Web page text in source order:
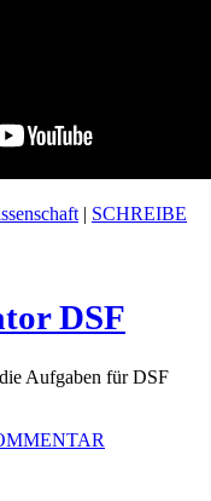
| SCHREIBE
DSF
Aufgaben für DSF